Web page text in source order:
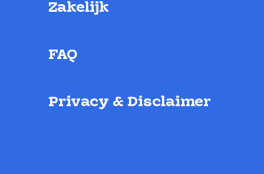
Zakelijk
FAQ
Privacy & Disclaimer